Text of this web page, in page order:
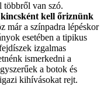
többről van szó.
kell őriznünk
már a színpadra lépéskor
esetében a tipikus
izgalmas
ismerkedni a
a botok és
kihívásokat rejt.